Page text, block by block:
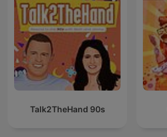
Talk2TheHand 90s